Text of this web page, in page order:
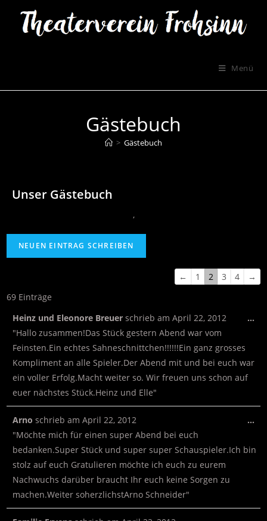
Menü
Gästebuch
> Gästebuch
Unser Gästebuch
‚
← 1 2 3 4
→
69 Einträge
Heinz und Eleonore Breuer schrieb am April 22, 2012
"Hallo zusammen!Das Stück gestern Abend war vom
Feinsten.Ein echtes Sahneschnittchen!!!!!!Ein ganz grosses
Kompliment an alle Spieler.Der Abend mit und bei euch war
ein voller Erfolg.Macht weiter so. Wir freuen uns schon auf
euer nächstes Stück.Heinz und Elle"
…
Arno schrieb am April 22, 2012
"Möchte mich für einen super Abend bei euch
bedanken.Super Stück und super super Schauspieler.Ich bin
stolz auf euch Gratulieren möchte ich euch zu eurem
Nachwuchs darüber braucht Ihr euch keine Sorgen zu
machen.Weiter soherzlichstArno Schneider"
…